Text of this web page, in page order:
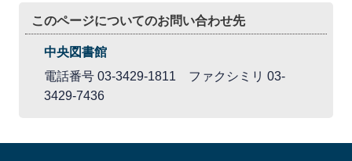
このページについてのお問い合わせ先
中央図書館
電話番号 03-3429-1811 ファクシミリ 03-
3429-7436